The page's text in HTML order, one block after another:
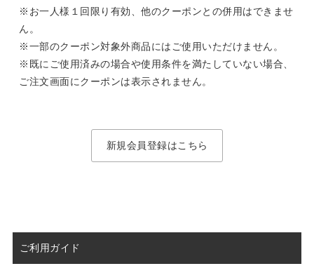
※お一人様１回限り有効、他のクーポンとの併用はできませ
ん。
※一部のクーポン対象外商品にはご使用いただけません。
※既にご使用済みの場合や使用条件を満たしていない場合、
ご注文画面にクーポンは表示されません。
新規会員登録はこちら
ご利用ガイド